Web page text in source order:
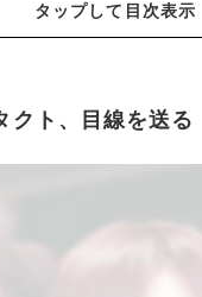
タップして目次表示
く褒める
クト、目線を送る